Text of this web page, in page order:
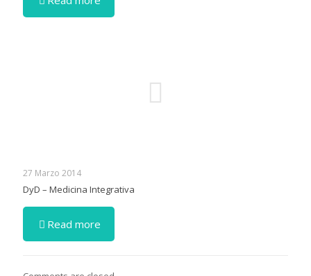
27 Marzo 2014
DyD – Medicina Integrativa
Read more